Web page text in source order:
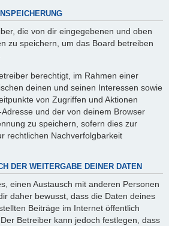
die von dir eingegebenen und oben
zu speichern, um das Board betreiben
berechtigt, im Rahmen einer
deinen und seinen Interessen sowie
von Zugriffen und Aktionen
und der von deinem Browser
zu speichern, sofern dies zur
rechtlichen Nachverfolgbarkeit
DER WEITERGABE DEINER DATEN
einen Austausch mit anderen Personen
daher bewusst, dass die Daten deines
Beiträge im Internet öffentlich
Betreiber kann jedoch festlegen, dass